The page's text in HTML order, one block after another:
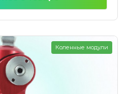
Коленные модули